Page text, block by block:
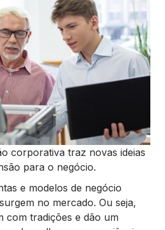
corporativa traz novas ideias
para o negócio.
e modelos de negócio
no mercado. Ou seja,
com tradições e dão um